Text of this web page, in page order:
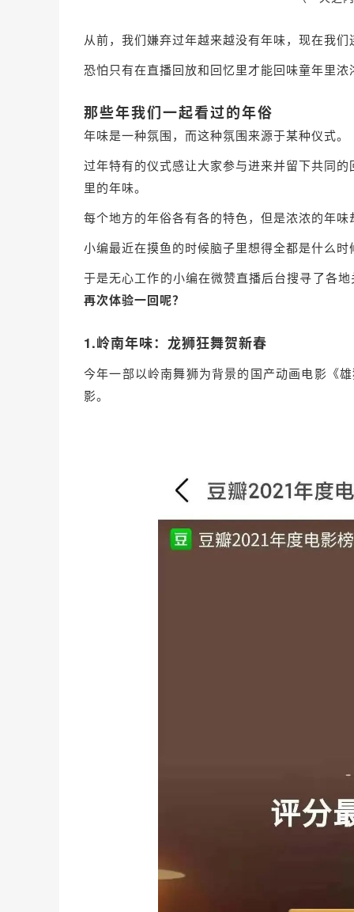
从前，我们嫌弃过年越来越没有年味，现在我
恐怕只有在直播回放和回忆里才能回味童年里浓
那些年我们一起看过的年俗
年味是一种氛围，而这种氛围来源于某种仪式。
过年特有的仪式感让大家参与进来并留下共同
里的年味。
每个地方的年俗各有各的特色，但是浓浓的年味
小编最近在摸鱼的时候脑子里想得全都是什么
于是无心工作的小编在微赞直播后台搜寻了各
再次体验一回呢？
1.岭南年味：龙狮狂舞贺新春
今年一部以岭南舞狮为背景的国产动画电影《
影。